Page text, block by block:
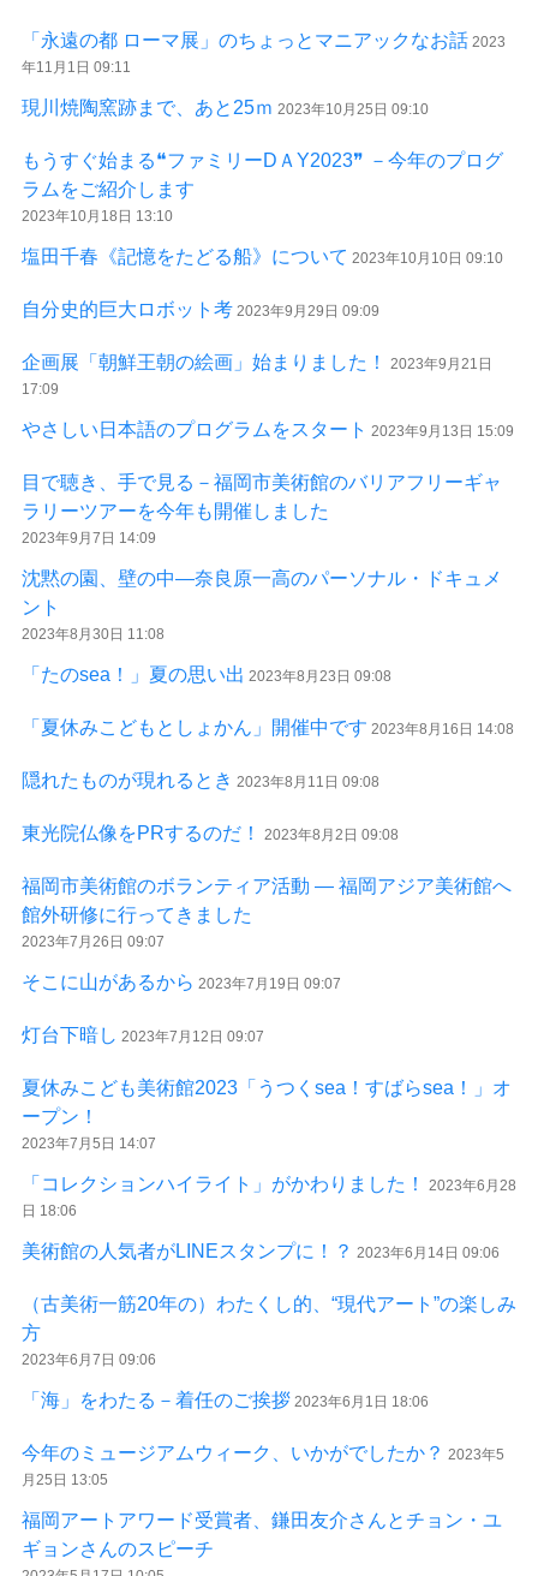
「永遠の都 ローマ展」のちょっとマニアックなお話 2023
年11月1日 09:11
現川焼陶窯跡まで、あと25ｍ 2023年10月25日 09:10
もうすぐ始まる❝ファミリーDＡY2023❞ －今年のプログ
ラムをご紹介します
2023年10月18日 13:10
塩田千春《記憶をたどる船》について 2023年10月10日 09:10
自分史的巨大ロボット考 2023年9月29日 09:09
企画展「朝鮮王朝の絵画」始まりました！
2023年9月21日
17:09
やさしい日本語のプログラムをスタート 2023年9月13日 15:09
目で聴き、手で見る－福岡市美術館のバリアフリーギャ
ラリーツアーを今年も開催しました
2023年9月7日 14:09
沈黙の園、壁の中—奈良原一高のパーソナル・ドキュメ
ント
2023年8月30日 11:08
「たのsea！」夏の思い出 2023年8月23日 09:08
「夏休みこどもとしょかん」開催中です 2023年8月16日 14:08
隠れたものが現れるとき 2023年8月11日 09:08
東光院仏像をPRするのだ！ 2023年8月2日 09:08
福岡市美術館のボランティア活動 ― 福岡アジア美術館へ
館外研修に行ってきました
2023年7月26日 09:07
そこに山があるから 2023年7月19日 09:07
灯台下暗し 2023年7月12日 09:07
夏休みこども美術館2023「うつくsea！すばらsea！」オ
ープン！
2023年7月5日 14:07
「コレクションハイライト」がかわりました！
2023年6月28
日 18:06
美術館の人気者がLINEスタンプに！？ 2023年6月14日 09:06
（古美術一筋20年の）わたくし的、“現代アート”の楽しみ
方
2023年6月7日 09:06
「海」をわたる－着任のご挨拶 2023年6月1日 18:06
今年のミュージアムウィーク、いかがでしたか？ 2023年5
月25日 13:05
福岡アートアワード受賞者、鎌田友介さんとチョン・ユ
ギョンさんのスピーチ